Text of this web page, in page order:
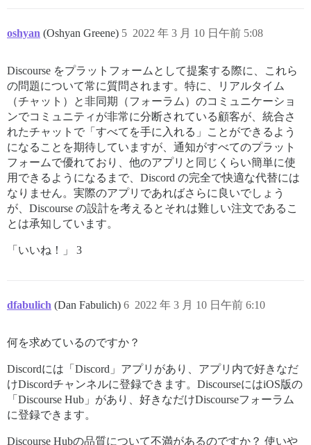
oshyan (Oshyan Greene) 2022 年 3 月 10 日午前 5:08
5
Discourse をプラットフォームとして提案する際に、これら
の問題について常に質問されます。特に、リアルタイム
（チャット）と非同期（フォーラム）のコミュニケーショ
ンでコミュニティが非常に分断されている顧客が、統合さ
れたチャットで「すべてを手に入れる」ことができるよう
になることを期待していますが、通知がすべてのプラット
フォームで優れており、他のアプリと同じくらい簡単に使
用できるようになるまで、Discord の完全で快適な代替には
なりません。実際のアプリであればさらに良いでしょう
が、Discourse の設計を考えるとそれは難しい注文であるこ
とは承知しています。
「いいね！」 3
dfabulich (Dan Fabulich) 2022 年 3 月 10 日午前 6:10
6
何を求めているのですか？
Discordには「Discord」アプリがあり、アプリ内で好きなだ
けDiscordチャンネルに登録できます。DiscourseにはiOS版の
「Discourse Hub」があり、好きなだけDiscourseフォーラム
に登録できます。
Discourse Hubの品質について不満があるのですか？ 使いや